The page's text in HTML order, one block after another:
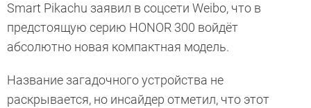
Smart Pikachu заявил в соцсети Weibo, что в
предстоящую серию HONOR 300 войдёт
абсолютно новая компактная модель.
Название загадочного устройства не
раскрывается, но инсайдер отметил, что этот